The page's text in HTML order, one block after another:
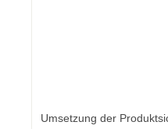
Umsetzung der